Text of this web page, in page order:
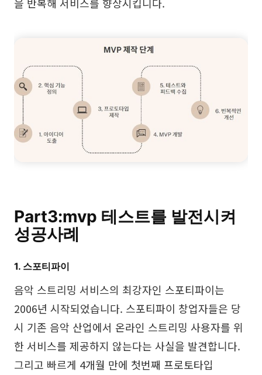
Part3:mvp 테스트를 발전시켜
성공사례
1. 스포티파이
음악 스트리밍 서비스의 최강자인 스포티파이는
2006년 시작되었습니다. 스포티파이 창업자들은 당
시 기존 음악 산업에서 온라인 스트리밍 사용자를 위
한 서비스를 제공하지 않는다는 사실을 발견합니다.
그리고 빠르게 4개월 만에 첫번째 프로토타입